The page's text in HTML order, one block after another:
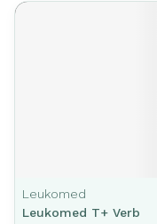
Leukomed
Leukomed T+ Verb